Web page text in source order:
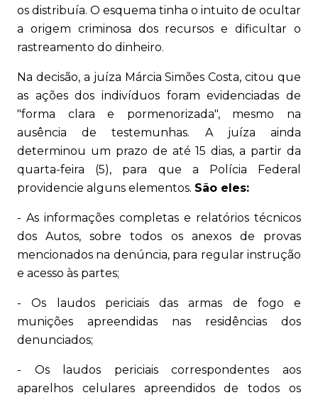
os distribuía. O esquema tinha o intuito de ocultar
a origem criminosa dos recursos e dificultar o
rastreamento do dinheiro.
Na decisão, a juíza Márcia Simões Costa, citou que
as ações dos indivíduos foram evidenciadas de
"forma clara e pormenorizada", mesmo na
ausência de testemunhas. A juíza ainda
determinou um prazo de até 15 dias, a partir da
quarta-feira (5), para que a Polícia Federal
providencie alguns elementos. São eles:
- As informações completas e relatórios técnicos
dos Autos, sobre todos os anexos de provas
mencionados na denúncia, para regular instrução
e acesso às partes;
- Os laudos periciais das armas de fogo e
munições apreendidas nas residências dos
denunciados;
- Os laudos periciais correspondentes aos
aparelhos celulares apreendidos de todos os